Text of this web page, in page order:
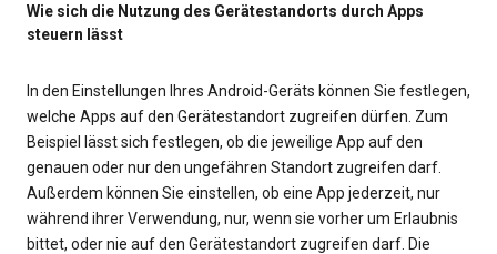
Wie sich die Nutzung des Gerätestandorts durch Apps
steuern lässt
In den Einstellungen Ihres Android-Geräts können Sie festlegen,
welche Apps auf den Gerätestandort zugreifen dürfen. Zum
Beispiel lässt sich festlegen, ob die jeweilige App auf den
genauen oder nur den ungefähren Standort zugreifen darf.
Außerdem können Sie einstellen, ob eine App jederzeit, nur
während ihrer Verwendung, nur, wenn sie vorher um Erlaubnis
bittet, oder nie auf den Gerätestandort zugreifen darf. Die